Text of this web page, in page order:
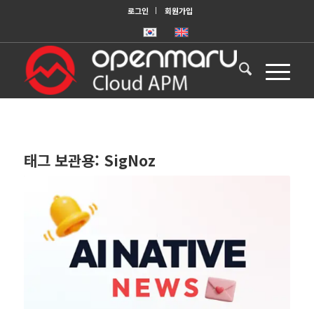
로그인 회원가입
태그 보관용: SigNoz